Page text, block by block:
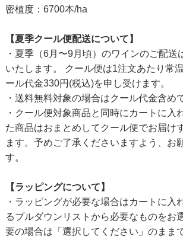
密植度：6700本/ha
【夏季クール便配送について】
・夏季（6月〜9月頃）のワインのご配送
いたします。 クール便は1注文あたり常
ール代金330円(税込)を申し受けます。
・送料無料対象の場合はクール代金含め
・クール便対象商品と同時にカートに入
た商品はおまとめしてクール便でお届け
ます。予めご了承くださいますよう、お
す。
【ラッピングについて】
・ラッピングが必要な場合はカートに入
るプルダウンリストから必要なものをお
要の場合は「選択してください」のまま